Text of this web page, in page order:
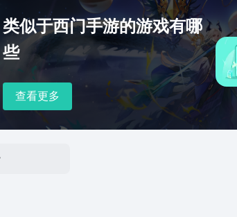
类似于西门手游的游戏有哪
些
查看更多